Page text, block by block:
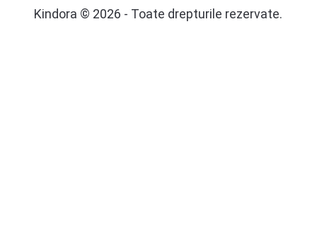
Kindora © 2026 - Toate drepturile rezervate.